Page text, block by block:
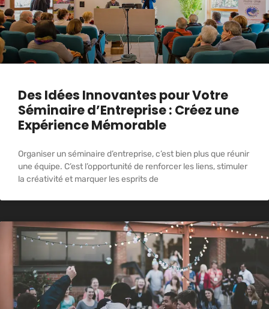
Des Idées Innovantes pour Votre
Séminaire d’Entreprise : Créez une
Expérience Mémorable
Organiser un séminaire d’entreprise, c’est bien plus que réunir
une équipe. C’est l’opportunité de renforcer les liens, stimuler
la créativité et marquer les esprits de